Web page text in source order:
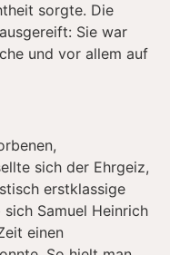
sorgte. Die
Sie war
und vor allem auf
sich der Ehrgeiz,
erstklassige
Samuel Heinrich
einen